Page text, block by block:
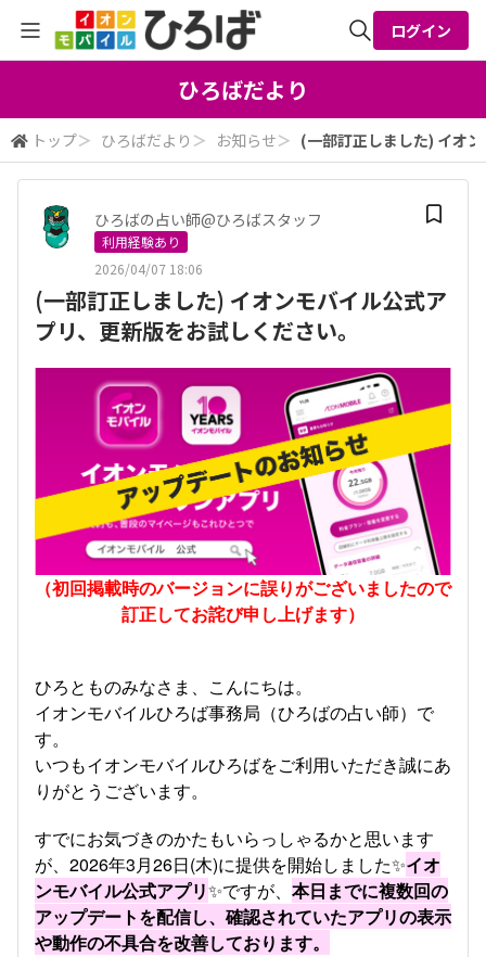
検索
ログイン
ひろばだより
トップ＞ ひろばだより ＞ お知らせ＞ (一部訂正しました) イオ
ひろばの占い師@ひろばスタッフ
利用経験あり
2026/04/07 18:06
(一部訂正しました) イオンモバイル公式ア
プリ、更新版をお試しください。
（初回掲載時のバージョンに誤りがございましたので
訂正してお詫び申し上げます）
ひろとものみなさま、こんにちは。
イオンモバイルひろば事務局（ひろばの占い師）で
す。
いつもイオンモバイルひろばをご利用いただき誠にあ
りがとうございます。
すでにお気づきのかたもいらっしゃるかと思います
が、2026年3月26日(木)に提供を開始しました✨イオ
ンモバイル公式アプリ✨ですが、 本日までに複数回の
アップデートを配信し、確認されていたアプリの表示
や動作の不具合を改善しております。